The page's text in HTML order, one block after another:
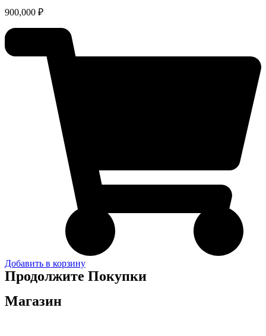
900,000 ₽
Добавить в корзину
Продолжите Покупки
Магазин